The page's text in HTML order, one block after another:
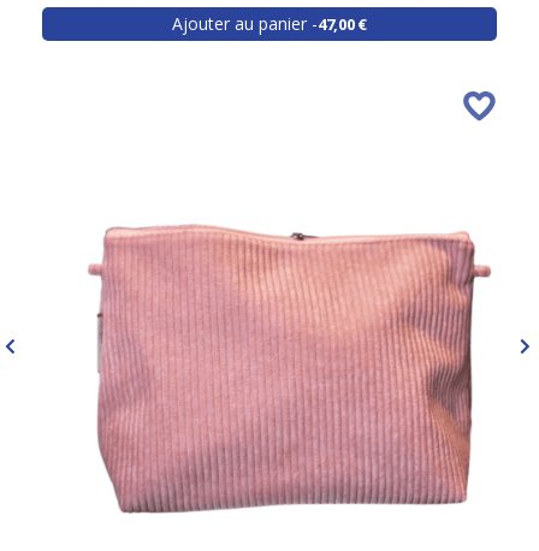
Ajouter au panier 47,00 €